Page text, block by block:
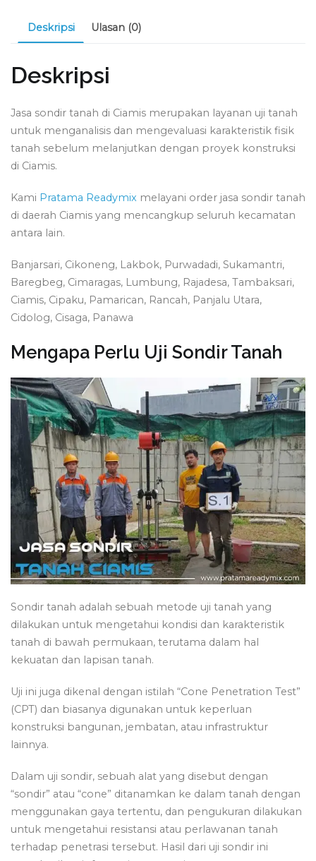
Deskripsi Ulasan (0)
Deskripsi
Jasa sondir tanah di Ciamis merupakan layanan uji tanah
untuk menganalisis dan mengevaluasi karakteristik fisik
tanah sebelum melanjutkan dengan proyek konstruksi
di Ciamis.
Kami Pratama Readymix melayani order jasa sondir tanah
di daerah Ciamis yang mencangkup seluruh kecamatan
antara lain.
Banjarsari, Cikoneng, Lakbok, Purwadadi, Sukamantri,
Baregbeg, Cimaragas, Lumbung, Rajadesa, Tambaksari,
Ciamis, Cipaku, Pamarican, Rancah, Panjalu Utara,
Cidolog, Cisaga, Panawa
Mengapa Perlu Uji Sondir Tanah
Sondir tanah adalah sebuah metode uji tanah yang
dilakukan untuk mengetahui kondisi dan karakteristik
tanah di bawah permukaan, terutama dalam hal
kekuatan dan lapisan tanah.
Uji ini juga dikenal dengan istilah “Cone Penetration Test”
(CPT) dan biasanya digunakan untuk keperluan
konstruksi bangunan, jembatan, atau infrastruktur
lainnya.
Dalam uji sondir, sebuah alat yang disebut dengan
“sondir” atau “cone” ditanamkan ke dalam tanah dengan
menggunakan gaya tertentu, dan pengukuran dilakukan
untuk mengetahui resistansi atau perlawanan tanah
terhadap penetrasi tersebut. Hasil dari uji sondir ini